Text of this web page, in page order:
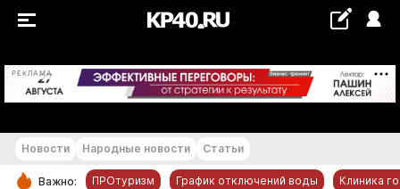
РЕКЛАМА +19...+20 °С
Новости Народные новости Статьи
Важно: ПРОтуризм График отключений воды Клиника